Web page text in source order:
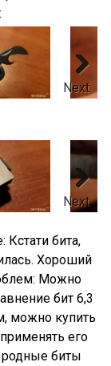
Next
Next
бита,
Хороший
Можно
бит 6,3
можно купить
его
родные биты